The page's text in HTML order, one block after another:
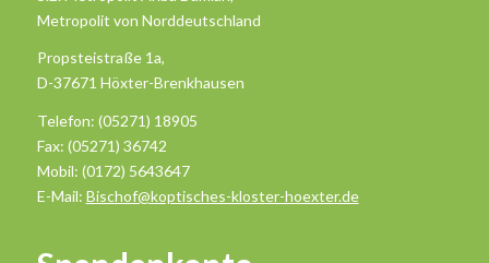
Metropolit von Norddeutschland
Propsteistraße 1a,
D-37671 Höxter-Brenkhausen
Telefon: (05271) 18905
Fax: (05271) 36742
Mobil: (0172) 5643647
E-Mail: Bischof@koptisches-kloster-hoexter.de